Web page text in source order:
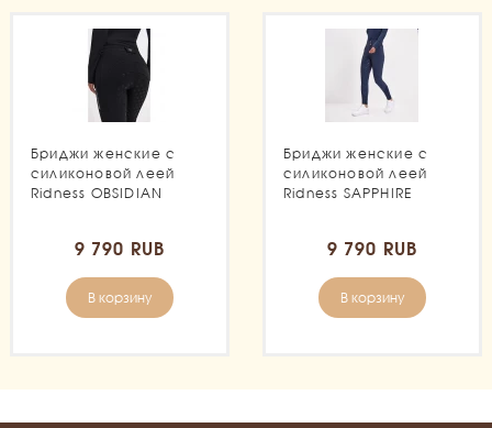
Бриджи женские с
силиконовой леей
Ridness OBSIDIAN
9 790 RUB
В корзину
Бриджи женские с
силиконовой леей
Ridness SAPPHIRE
9 790 RUB
В корзину